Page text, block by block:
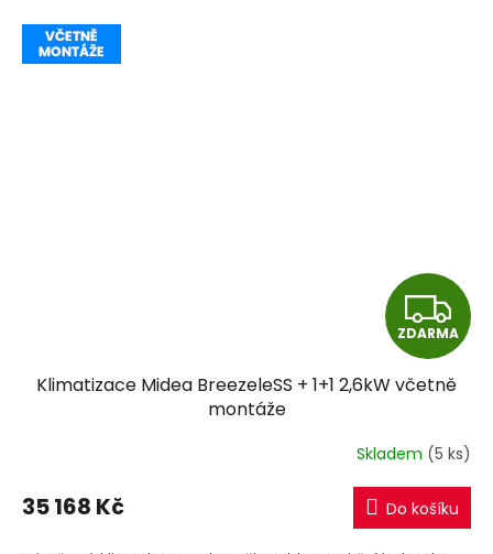
Z
D
A
R
M
A
ZDARMA
Klimatizace Midea BreezeleSS + 1+1 2,6kW včetně
montáže
Skladem (5 ks)
35 168 Kč Do košíku